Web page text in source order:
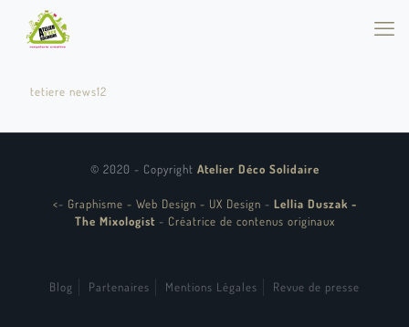
tetiere news12
© 2020 - Copyright Atelier Déco Solidaire
<- Graphisme - Web Design - UX Design - Lellia Duszak -
The Mixologist - Créatrice de contenus originaux
Blog Partenaires Mentions Légales Revue de presse